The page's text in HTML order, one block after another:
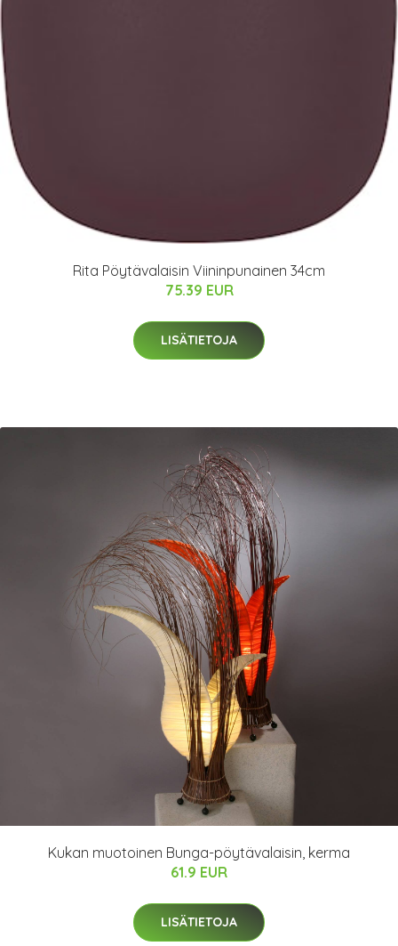
Rita Pöytävalaisin Viininpunainen 34cm
75.39 EUR
LISÄTIETOJA
Kukan muotoinen Bunga-pöytävalaisin, kerma
61.9 EUR
LISÄTIETOJA